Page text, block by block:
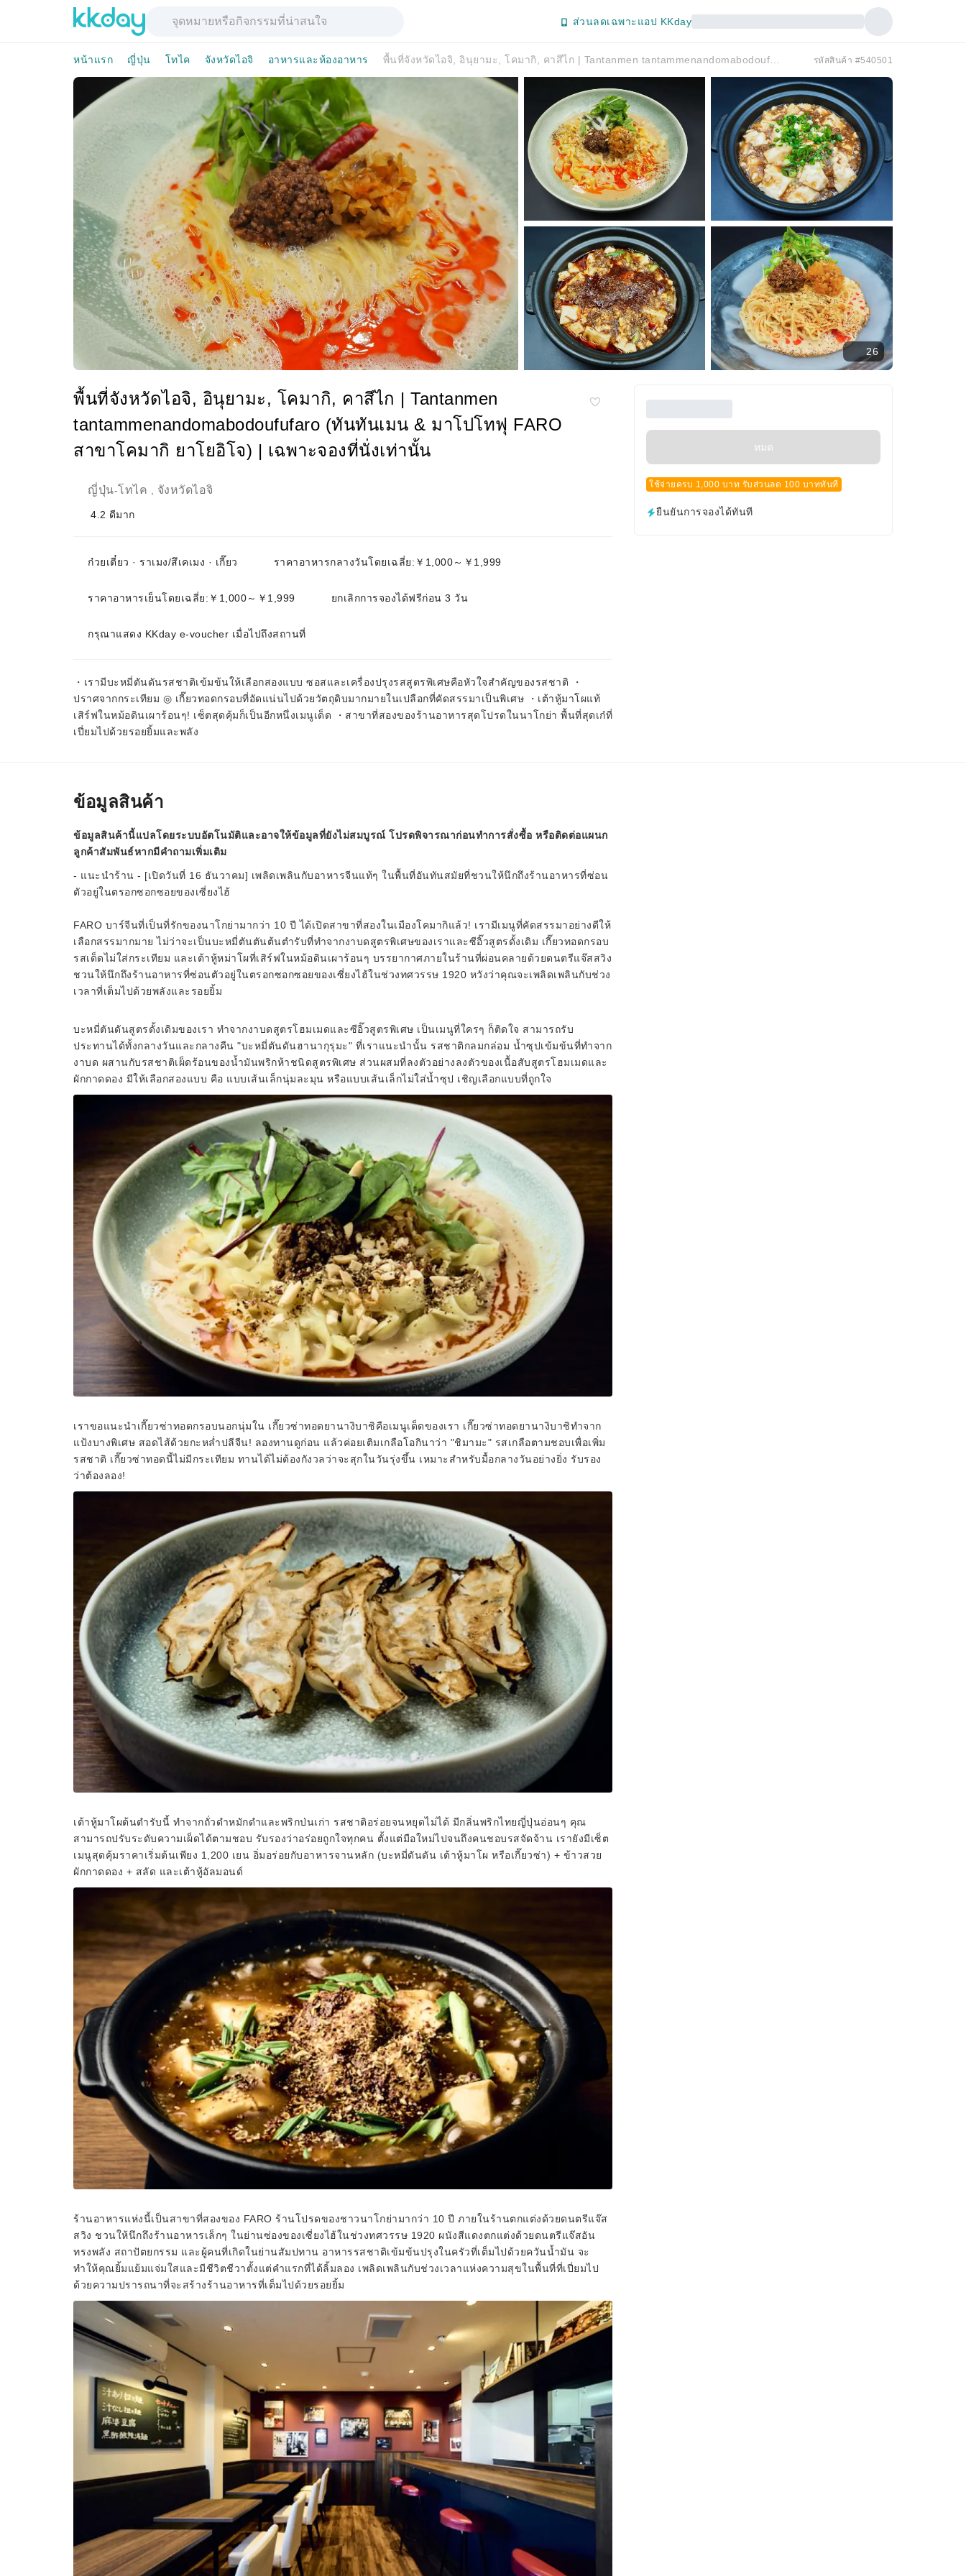
ส่วนลดเฉพาะแอป KKday
หน้าแรก ญี่ปุ่น โทไค จังหวัดไอจิ อาหารและห้องอาหาร รหัสสินค้า #540501
26
พื้นที่จังหวัดไอจิ, อินุยามะ, โคมากิ, คาสึไก | Tantanmen
tantammenandomabodoufufaro (ทันทันเมน & มาโปโทฟุ FARO
สาขาโคมากิ ยาโยอิโจ) | เฉพาะจองที่นั่งเท่านั้น
ญี่ปุ่น-โทไค จังหวัดไอจิ
4.2 ดีมาก
ก๋วยเตี๋ยว · ราเมง/สึเคเมง · เกี๊ยว ราคาอาหารกลางวันโดยเฉลี่ย:￥1,000～￥1,999
ราคาอาหารเย็นโดยเฉลี่ย:￥1,000～￥1,999 ยกเลิกการจองได้ฟรีก่อน 3 วัน
กรุณาแสดง KKday e-voucher เมื่อไปถึงสถานที่
・เรามีบะหมี่ตันดันรสชาติเข้มข้นให้เลือกสองแบบ ซอสและเครื่องปรุงรสสูตรพิเศษคือหัวใจสำคัญของรสชาติ ・
ปราศจากกระเทียม ◎ เกี๊ยวทอดกรอบที่อัดแน่นไปด้วยวัตถุดิบมากมายในเปลือกที่คัดสรรมาเป็นพิเศษ ・เต้าหู้มาโผแท้
เสิร์ฟในหม้อดินเผาร้อนๆ! เซ็ตสุดคุ้มก็เป็นอีกหนึ่งเมนูเด็ด ・สาขาที่สองของร้านอาหารสุดโปรดในนาโกย่า พื้นที่สุดเก๋ที่
เปี่ยมไปด้วยรอยยิ้มและพลัง
หมด
ใช้จ่ายครบ 1,000 บาท รับส่วนลด 100 บาททันที
ยืนยันการจองได้ทันที
ข้อมูลสินค้า
ข้อมูลสินค้านี้แปลโดยระบบอัตโนมัติและอาจให้ข้อมูลที่ยังไม่สมบูรณ์ โปรดพิจารณาก่อนทำการสั่งซื้อ หรือติดต่อแผนก
ลูกค้าสัมพันธ์หากมีคำถามเพิ่มเติม
- แนะนำร้าน - [เปิดวันที่ 16 ธันวาคม] เพลิดเพลินกับอาหารจีนแท้ๆ ในพื้นที่อันทันสมัยที่ชวนให้นึกถึงร้านอาหารที่ซ่อน
ตัวอยู่ในตรอกซอกซอยของเซี่ยงไฮ้
FARO บาร์จีนที่เป็นที่รักของนาโกย่ามากว่า 10 ปี ได้เปิดสาขาที่สองในเมืองโคมากิแล้ว! เรามีเมนูที่คัดสรรมาอย่างดีให้
เลือกสรรมากมาย ไม่ว่าจะเป็นบะหมี่ตันตันต้นตำรับที่ทำจากงาบดสูตรพิเศษของเราและซีอิ๊วสูตรดั้งเดิม เกี๊ยวทอดกรอบ
รสเด็ดไม่ใส่กระเทียม และเต้าหู้หม่าโผที่เสิร์ฟในหม้อดินเผาร้อนๆ บรรยากาศภายในร้านที่ผ่อนคลายด้วยดนตรีแจ๊สสวิง
ชวนให้นึกถึงร้านอาหารที่ซ่อนตัวอยู่ในตรอกซอกซอยของเซี่ยงไฮ้ในช่วงทศวรรษ 1920 หวังว่าคุณจะเพลิดเพลินกับช่วง
เวลาที่เต็มไปด้วยพลังและรอยยิ้ม
บะหมี่ตันดันสูตรดั้งเดิมของเรา ทำจากงาบดสูตรโฮมเมดและซีอิ๊วสูตรพิเศษ เป็นเมนูที่ใครๆ ก็ติดใจ สามารถรับ
ประทานได้ทั้งกลางวันและกลางคืน "บะหมี่ตันดันฮานากุรุมะ" ที่เราแนะนำนั้น รสชาติกลมกล่อม น้ำซุปเข้มข้นที่ทำจาก
งาบด ผสานกับรสชาติเผ็ดร้อนของน้ำมันพริกห้าชนิดสูตรพิเศษ ส่วนผสมที่ลงตัวอย่างลงตัวของเนื้อสับสูตรโฮมเมดและ
ผักกาดดอง มีให้เลือกสองแบบ คือ แบบเส้นเล็กนุ่มละมุน หรือแบบเส้นเล็กไม่ใส่น้ำซุป เชิญเลือกแบบที่ถูกใจ
เราขอแนะนำเกี๊ยวซ่าทอดกรอบนอกนุ่มใน เกี๊ยวซ่าทอดยานางิบาชิคือเมนูเด็ดของเรา เกี๊ยวซ่าทอดยานางิบาชิทำจาก
แป้งบางพิเศษ สอดไส้ด้วยกะหล่ำปลีจีน! ลองทานดูก่อน แล้วค่อยเติมเกลือโอกินาว่า "ชิมามะ" รสเกลือตามชอบเพื่อเพิ่ม
รสชาติ เกี๊ยวซ่าทอดนี้ไม่มีกระเทียม ทานได้ไม่ต้องกังวลว่าจะสุกในวันรุ่งขึ้น เหมาะสำหรับมื้อกลางวันอย่างยิ่ง รับรอง
ว่าต้องลอง!
เต้าหู้มาโผต้นตำรับนี้ ทำจากถั่วดำหมักดำและพริกป่นเก่า รสชาติอร่อยจนหยุดไม่ได้ มีกลิ่นพริกไทยญี่ปุ่นอ่อนๆ คุณ
สามารถปรับระดับความเผ็ดได้ตามชอบ รับรองว่าอร่อยถูกใจทุกคน ตั้งแต่มือใหม่ไปจนถึงคนชอบรสจัดจ้าน เรายังมีเซ็ต
เมนูสุดคุ้มราคาเริ่มต้นเพียง 1,200 เยน อิ่มอร่อยกับอาหารจานหลัก (บะหมี่ดันดัน เต้าหู้มาโผ หรือเกี๊ยวซ่า) + ข้าวสวย
ผักกาดดอง + สลัด และเต้าหู้อัลมอนด์
ร้านอาหารแห่งนี้เป็นสาขาที่สองของ FARO ร้านโปรดของชาวนาโกย่ามากว่า 10 ปี ภายในร้านตกแต่งด้วยดนตรีแจ๊ส
สวิง ชวนให้นึกถึงร้านอาหารเล็กๆ ในย่านซ่องของเซี่ยงไฮ้ในช่วงทศวรรษ 1920 ผนังสีแดงตกแต่งด้วยดนตรีแจ๊สอัน
ทรงพลัง สถาปัตยกรรม และผู้คนที่เกิดในย่านสัมปทาน อาหารรสชาติเข้มข้นปรุงในครัวที่เต็มไปด้วยควันน้ำมัน จะ
ทำให้คุณยิ้มแย้มแจ่มใสและมีชีวิตชีวาตั้งแต่คำแรกที่ได้ลิ้มลอง เพลิดเพลินกับช่วงเวลาแห่งความสุขในพื้นที่ที่เปี่ยมไป
ด้วยความปรารถนาที่จะสร้างร้านอาหารที่เต็มไปด้วยรอยยิ้ม